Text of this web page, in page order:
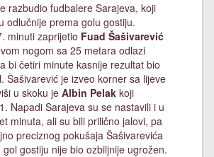
razbudio fudbalere Sarajeva, koji
odlučnije prema golu gostiju.
minuti zaprijetio Fuad Šašivarević
nogom sa 25 metara odlazi
bi četiri minute kasnije rezultat bio
Šašivarević je izveo korner sa lijeve
u skoku je Albin Pelak koji
Napadi Sarajeva su se nastavili i u
minuta, ali su bili prilično jalovi, pa
preciznog pokušaja Šašivarevića
gostiju nije bio ozbiljnije ugrožen.